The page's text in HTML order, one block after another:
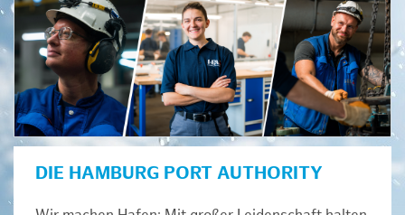
DIE HAMBURG PORT AUTHORITY